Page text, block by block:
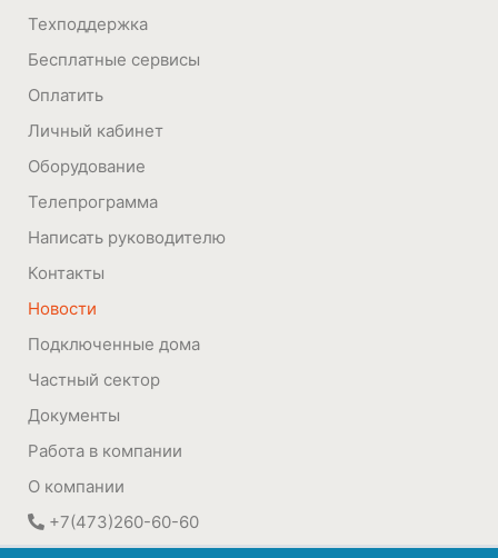
Техподдержка
Бесплатные сервисы
Оплатить
Личный кабинет
Оборудование
Телепрограмма
Написать руководителю
Контакты
Новости
Подключенные дома
Частный сектор
Документы
Работа в компании
О компании
+7(473)260-60-60